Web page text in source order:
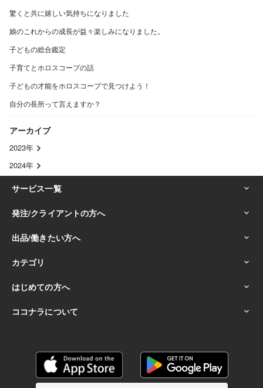
驚くと共に嬉しい気持ちになりました
娘のこれからの成長が益々楽しみになりました。
子どもの総合鑑定
子育てとホロスコープの話
子どもの才能をホロスコープで見つけよう！
自分の長所って言えますか？
アーカイブ
2023年
2024年